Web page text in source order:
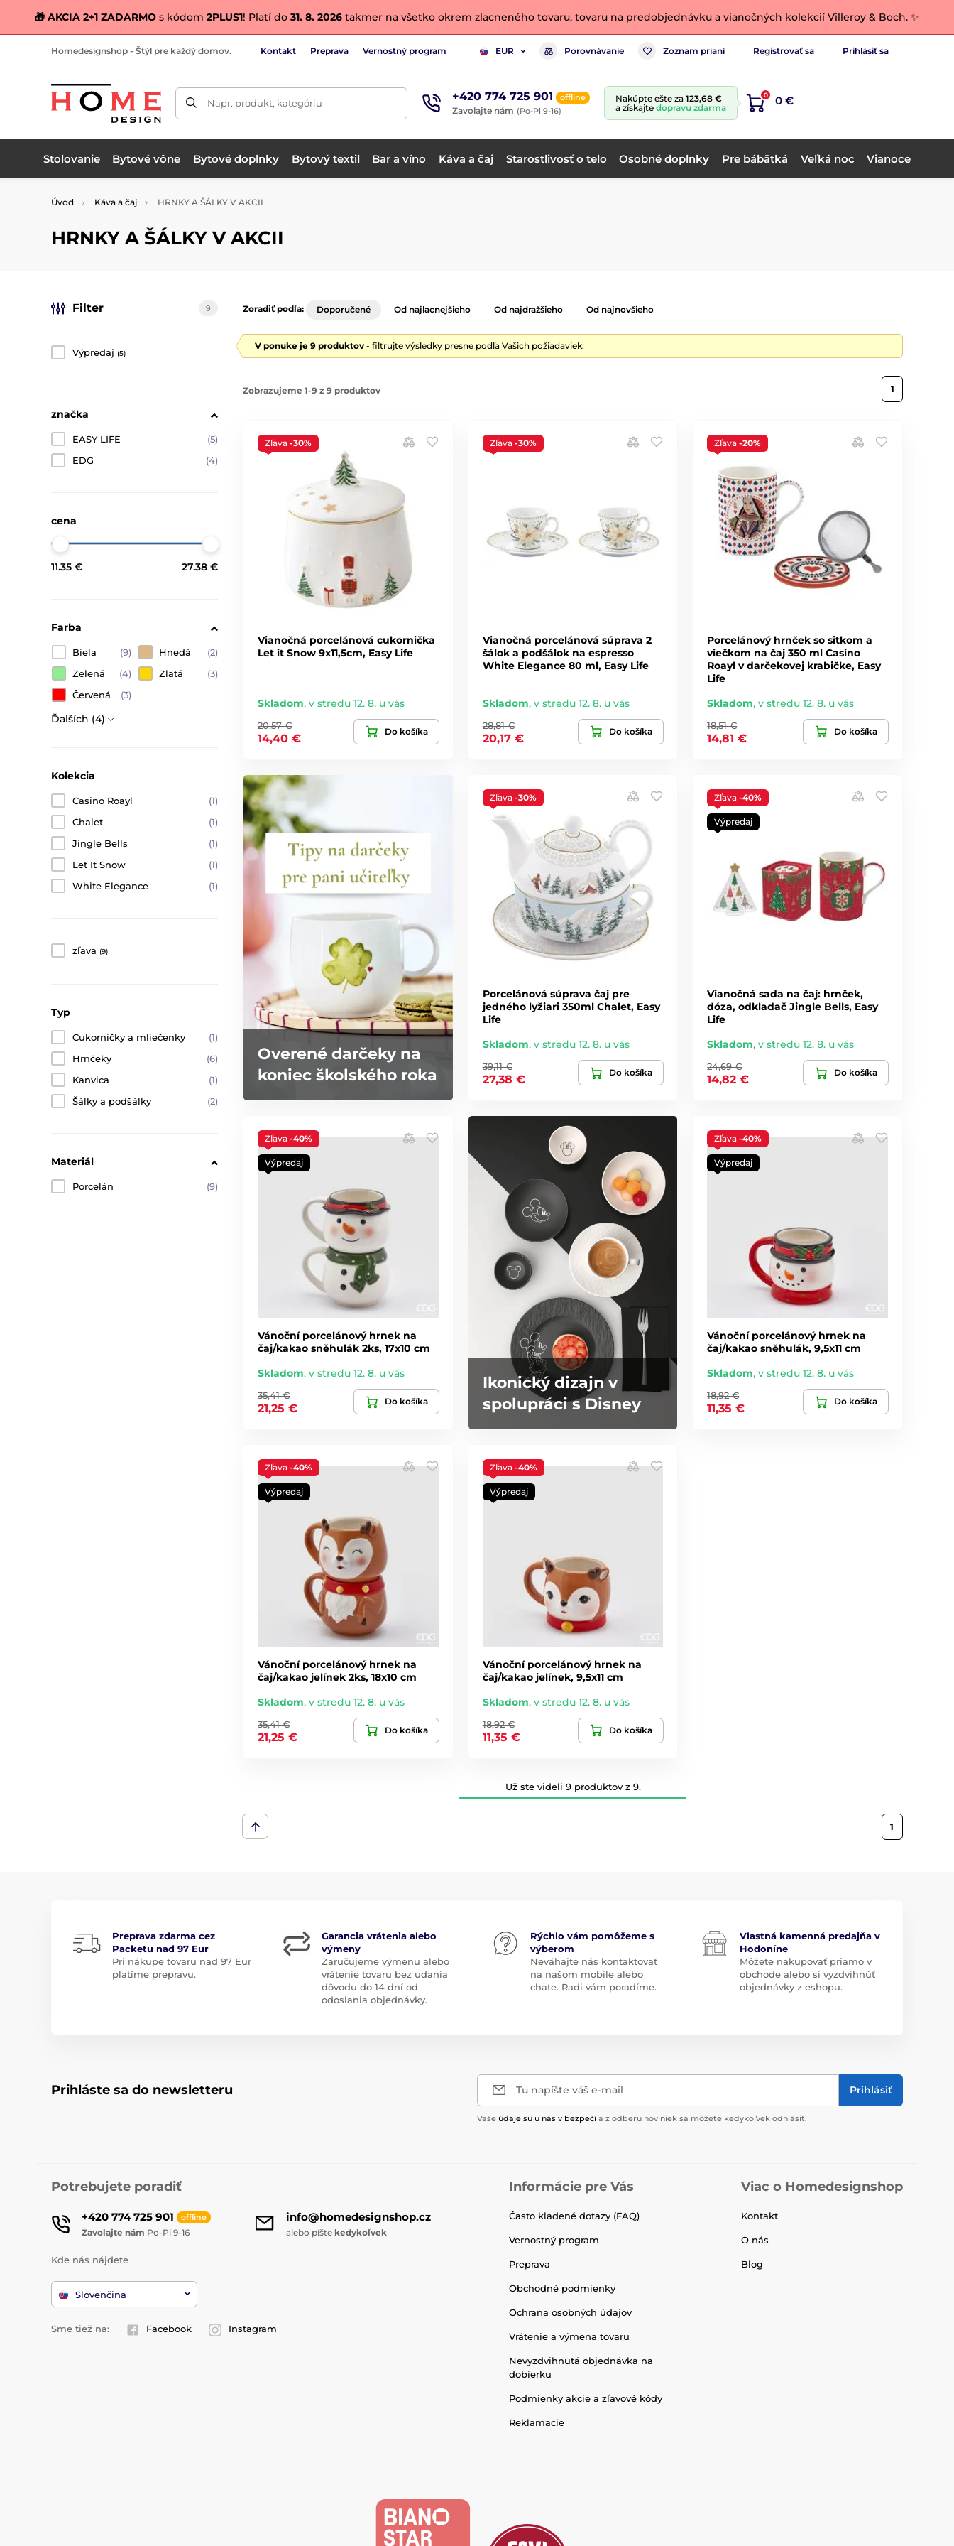
🎁 AKCIA 2+1 ZADARMO s kódom 2PLUS1! Platí do 31. 8. 2026 takmer na všetko okrem zlacneného tovaru, tovaru na predobjednávku a vianočných kolekcií Villeroy & Boch. ✨
Homedesignshop - Štýl pre každý domov. Kontakt Preprava Vernostný program EUR Porovnávanie Zoznam prianí Registrovať sa Prihlásiť sa
Napr. produkt, kategóriu +420 774 725 901 offline
Zavolajte nám (Po-Pi 9-16)
Nakúpte ešte za 123,68 €
a získajte dopravu zdarma
0 0 €
Stolovanie Bytové vône Bytové doplnky Bytový textil Bar a víno Káva a čaj Starostlivosť o telo Osobné doplnky Pre bábätká Veľká noc Vianoce
Úvod Káva a čaj HRNKY A ŠÁLKY V AKCII
HRNKY A ŠÁLKY V AKCII
Filter 9
Výpredaj (5)
značka
EASY LIFE
(5)
EDG
(4)
cena
11.35 € 27.38 €
Farba
Biela (9) Hnedá
(2)
Zelená
(4) Zlatá
(3)
Červená
(3)
Ďalších (4)
Kolekcia
Casino Roayl
(1)
Chalet
(1)
Jingle Bells
(1)
Let It Snow
(1)
White Elegance
(1)
zľava (9)
Typ
Cukorničky a mliečenky
(1)
Hrnčeky
(6)
Kanvica
(1)
Šálky a podšálky
(2)
Materiál
Porcelán (9)
Zoradiť podľa: Doporučené Od najlacnejšieho Od najdražšieho Od najnovšieho
V ponuke je 9 produktov - filtrujte výsledky presne podľa Vašich požiadaviek.
Zobrazujeme 1-9 z 9 produktov 1
Zľava -30%
Vianočná porcelánová cukornička
Let it Snow 9x11,5cm, Easy Life
Skladom, v stredu 12. 8. u vás
20,57 €
14,40 €
Do košíka
Zľava -30%
Vianočná porcelánová súprava 2
šálok a podšálok na espresso
White Elegance 80 ml, Easy Life
Skladom, v stredu 12. 8. u vás
28,81 €
20,17 €
Do košíka
Zľava-20%
Porcelánový hrnček so sitkom a
viečkom na čaj 350 ml Casino
Roayl v darčekovej krabičke, Easy
Life
Skladom,v stredu 12. 8. u vás
18,51 €
14,81 €
Do košíka
Overené darčeky na
koniec školského roka
Zľava -30%
Porcelánová súprava čaj pre
jedného lyžiari 350ml Chalet, Easy
Life
Skladom, v stredu 12. 8. u vás
39,11 €
27,38 €
Do košíka
Zľava-40%
Výpredaj
Vianočná sada na čaj: hrnček,
dóza, odkladač Jingle Bells, Easy
Life
Skladom,v stredu 12. 8. u vás
24,69 €
14,82 €
Do košíka
Zľava -40%
Výpredaj
Vánoční porcelánový hrnek na
čaj/kakao sněhulák 2ks, 17x10 cm
Skladom, v stredu 12. 8. u vás
35,41 €
21,25 €
Do košíka
Ikonický dizajn v
spolupráci s Disney
Zľava-40%
Výpredaj
Vánoční porcelánový hrnek na
čaj/kakao sněhulák, 9,5x11 cm
Skladom,v stredu 12. 8. u vás
18,92 €
11,35 €
Do košíka
Zľava -40%
Výpredaj
Vánoční porcelánový hrnek na
čaj/kakao jelínek 2ks, 18x10 cm
Skladom, v stredu 12. 8. u vás
35,41 €
21,25 €
Do košíka
Zľava -40%
Výpredaj
Vánoční porcelánový hrnek na
čaj/kakao jelínek, 9,5x11 cm
Skladom, v stredu 12. 8. u vás
18,92 €
11,35 €
Do košíka
Už ste videli 9 produktov z 9.
1
Preprava zdarma cez
Packetu nad 97 Eur
Pri nákupe tovaru nad 97 Eur
platíme prepravu.
Garancia vrátenia alebo
výmeny
Zaručujeme výmenu alebo
vrátenie tovaru bez udania
dôvodu do 14 dní od
odoslania objednávky.
Rýchlo vám pomôžeme s
výberom
Neváhajte nás kontaktovať
na našom mobile alebo
chate. Radi vám poradíme.
Vlastná kamenná predajňa v
Hodoníne
Môžete nakupovať priamo v
obchode alebo si vyzdvihnúť
objednávky z eshopu.
Prihláste sa do newsletteru Tu napíšte váš e-mail Prihlásiť
Vaše údaje sú u nás v bezpečí a z odberu noviniek sa môžete kedykoľvek odhlásiť.
Potrebujete poradiť
+420 774 725 901 offline
Zavolajte nám Po-Pi 9-16
info@homedesignshop.cz
alebo píšte kedykoľvek
Kde nás nájdete
Slovenčina
Sme tiež na: Facebook Instagram
Informácie pre Vás
Často kladené dotazy (FAQ)
Vernostný program
Preprava
Obchodné podmienky
Ochrana osobných údajov
Vrátenie a výmena tovaru
Nevyzdvihnutá objednávka na
dobierku
Podmienky akcie a zľavové kódy
Reklamacie
Viac o Homedesignshop
Kontakt
O nás
Blog